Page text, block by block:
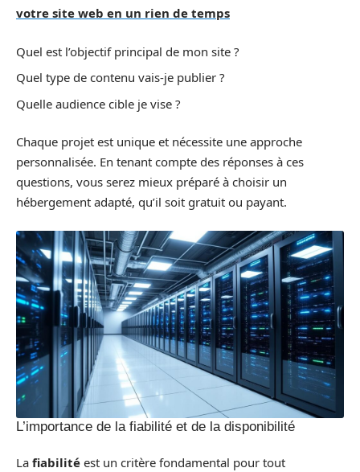
votre site web en un rien de temps
Quel est l’objectif principal de mon site ?
Quel type de contenu vais-je publier ?
Quelle audience cible je vise ?
Chaque projet est unique et nécessite une approche
personnalisée. En tenant compte des réponses à ces
questions, vous serez mieux préparé à choisir un
hébergement adapté, qu’il soit gratuit ou payant.
L’importance de la fiabilité et de la disponibilité
La fiabilité est un critère fondamental pour tout